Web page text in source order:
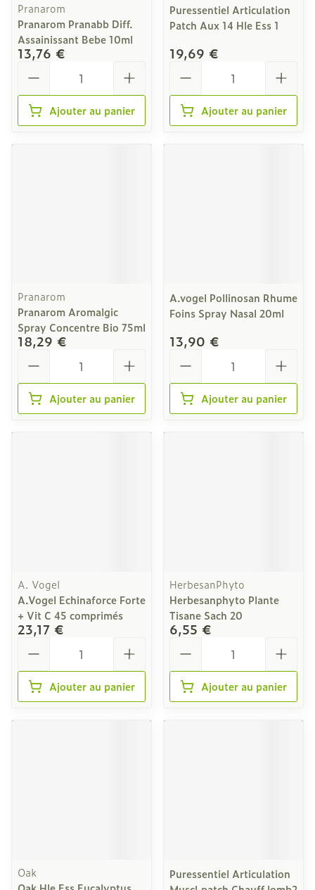
Pranarom
Pranarom Pranabb Diff.
Assainissant Bebe 10ml
13,76 €
Ajouter au panier
Puressentiel Articulation
Patch Aux 14 Hle Ess 1
19,69 €
Ajouter au panier
Pranarom
Pranarom Aromalgic
Spray Concentre Bio 75ml
18,29 €
Ajouter au panier
A.vogel Pollinosan Rhume
Foins Spray Nasal 20ml
13,90 €
Ajouter au panier
A. Vogel
A.Vogel Echinaforce Forte
+ Vit C 45 comprimés
23,17 €
Ajouter au panier
HerbesanPhyto
Herbesanphyto Plante
Tisane Sach 20
6,55 €
Ajouter au panier
Oak
Puressentiel Articulation